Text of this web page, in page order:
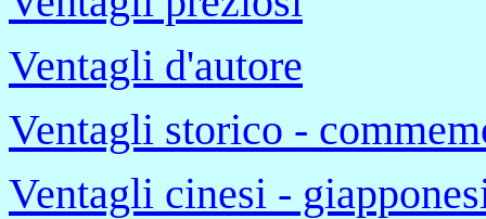
Ventagli d'autore
Ventagli storico -
Ventagli cinesi -